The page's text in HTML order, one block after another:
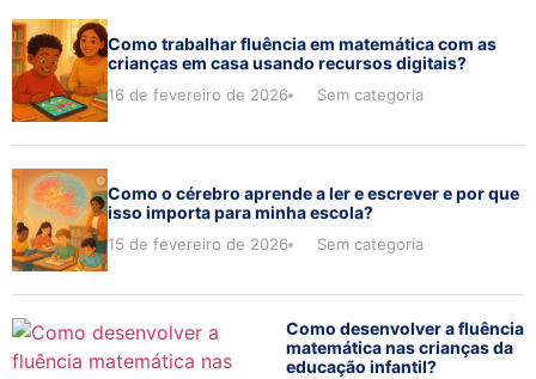
Como trabalhar fluência em matemática com as
crianças em casa usando recursos digitais?
16 de fevereiro de 2026 Sem categoria
Como o cérebro aprende a ler e escrever e por que
isso importa para minha escola?
15 de fevereiro de 2026 Sem categoria
Como desenvolver a fluência
matemática nas crianças da
educação infantil?